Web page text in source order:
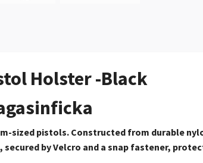
Holster -Black
sized pistols. Constructed from durable
by Velcro and a snap fastener,